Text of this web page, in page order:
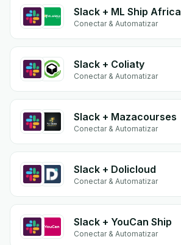
Slack + ML Ship Africa
Conectar & Automatizar
Slack + Coliaty
Conectar & Automatizar
Slack + Mazacourses
Conectar & Automatizar
Slack + Dolicloud
Conectar & Automatizar
Slack + YouCan Ship
Conectar & Automatizar